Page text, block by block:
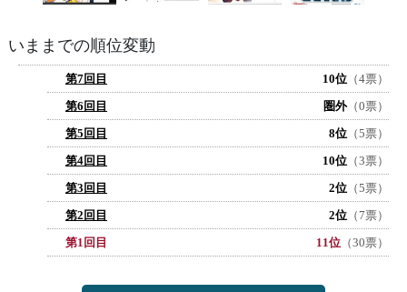
いままでの順位変動
第7回目 10位 （4票）
第6回目
圏外（0票）
第5回目
8位 （5票）
第4回目
10位 （3票）
第3回目
2位 （5票）
第2回目
2位 （7票）
第1回目
11位 （30票）